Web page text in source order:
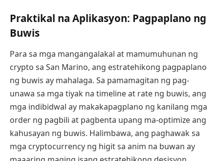
Praktikal na Aplikasyon: Pagpaplano ng
Buwis
Para sa mga mangangalakal at mamumuhunan ng
crypto sa San Marino, ang estratehikong pagpaplano
ng buwis ay mahalaga. Sa pamamagitan ng pag-
unawa sa mga tiyak na timeline at rate ng buwis, ang
mga indibidwal ay makakapagplano ng kanilang mga
order ng pagbili at pagbenta upang ma-optimize ang
kahusayan ng buwis. Halimbawa, ang paghawak sa
mga cryptocurrency ng higit sa anim na buwan ay